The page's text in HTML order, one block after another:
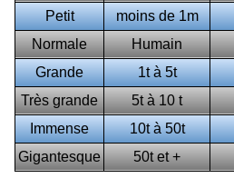
Petit
moins de 1m
Normale
Humain
Grande
1t à 5t
Très grande
5t à 10 t
Immense
10t à 50t
Gigantesque
50t et +